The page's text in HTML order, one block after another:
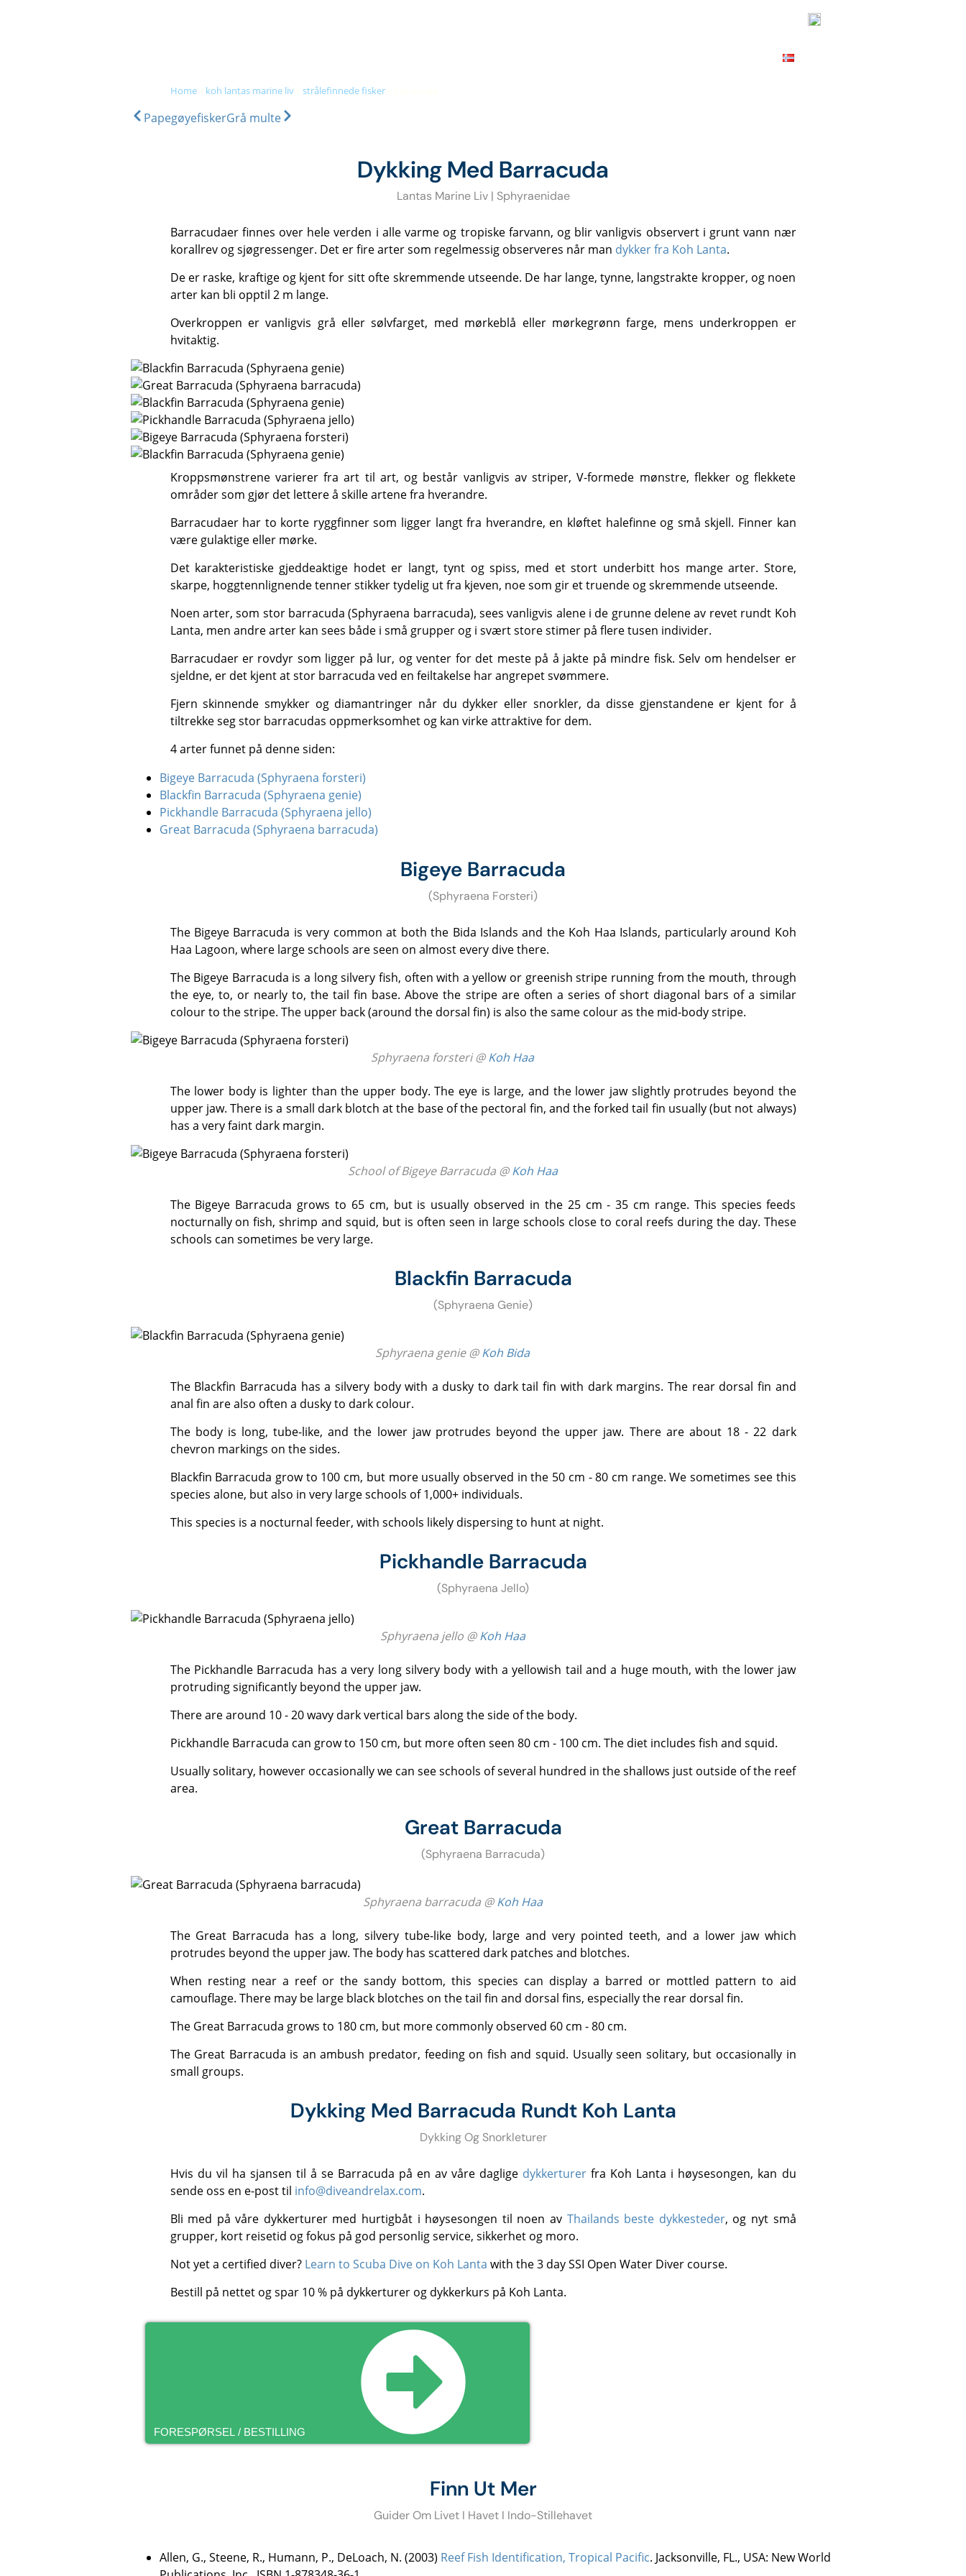
home» koh lantas marine liv» strålefinnede fisker»
PapegøyefiskerGrå multe
Dykking Med Barracuda
Lantas Marine Liv | Sphyraenidae
Barracudaer finnes over hele verden i alle varme og tropiske farvann, og blir vanligvis observert i grunt vann nær
korallrev og sjøgressenger. Det er fire arter som regelmessig observeres når man dykker fra Koh Lanta.
De er raske, kraftige og kjent for sitt ofte skremmende utseende. De har lange, tynne, langstrakte kropper, og noen
arter kan bli opptil 2 m lange.
Overkroppen er vanligvis grå eller sølvfarget, med mørkeblå eller mørkegrønn farge, mens underkroppen er
hvitaktig.
Kroppsmønstrene varierer fra art til art, og består vanligvis av striper, V-formede mønstre, flekker og flekkete
områder som gjør det lettere å skille artene fra hverandre.
Barracudaer har to korte ryggfinner som ligger langt fra hverandre, en kløftet halefinne og små skjell. Finner kan
være gulaktige eller mørke.
Det karakteristiske gjeddeaktige hodet er langt, tynt og spiss, med et stort underbitt hos mange arter. Store,
skarpe, hoggtennlignende tenner stikker tydelig ut fra kjeven, noe som gir et truende og skremmende utseende.
Noen arter, som stor barracuda (Sphyraena barracuda), sees vanligvis alene i de grunne delene av revet rundt Koh
Lanta, men andre arter kan sees både i små grupper og i svært store stimer på flere tusen individer.
Barracudaer er rovdyr som ligger på lur, og venter for det meste på å jakte på mindre fisk. Selv om hendelser er
sjeldne, er det kjent at stor barracuda ved en feiltakelse har angrepet svømmere.
Fjern skinnende smykker og diamantringer når du dykker eller snorkler, da disse gjenstandene er kjent for å
tiltrekke seg stor barracudas oppmerksomhet og kan virke attraktive for dem.
4 arter funnet på denne siden:
Bigeye Barracuda (Sphyraena forsteri)
Blackfin Barracuda (Sphyraena genie)
Pickhandle Barracuda (Sphyraena jello)
Great Barracuda (Sphyraena barracuda)
Bigeye Barracuda
(Sphyraena Forsteri)
The Bigeye Barracuda is very common at both the Bida Islands and the Koh Haa Islands, particularly around Koh
Haa Lagoon, where large schools are seen on almost every dive there.
The Bigeye Barracuda is a long silvery fish, often with a yellow or greenish stripe running from the mouth, through
the eye, to, or nearly to, the tail fin base. Above the stripe are often a series of short diagonal bars of a similar
colour to the stripe. The upper back (around the dorsal fin) is also the same colour as the mid-body stripe.
Sphyraena forsteri @Koh Haa
The lower body is lighter than the upper body. The eye is large, and the lower jaw slightly protrudes beyond the
upper jaw. There is a small dark blotch at the base of the pectoral fin, and the forked tail fin usually (but not always)
has a very faint dark margin.
School of Bigeye Barracuda @Koh Haa
The Bigeye Barracuda grows to 65 cm, but is usually observed in the 25 cm - 35 cm range. This species feeds
nocturnally on fish, shrimp and squid, but is often seen in large schools close to coral reefs during the day. These
schools can sometimes be very large.
Blackfin Barracuda
(Sphyraena Genie)
Sphyraena genie @Koh Bida
The Blackfin Barracuda has a silvery body with a dusky to dark tail fin with dark margins. The rear dorsal fin and
anal fin are also often a dusky to dark colour.
The body is long, tube-like, and the lower jaw protrudes beyond the upper jaw. There are about 18 - 22 dark
chevron markings on the sides.
Blackfin Barracuda grow to 100 cm, but more usually observed in the 50 cm - 80 cm range. We sometimes see this
species alone, but also in very large schools of 1,000+ individuals.
This species is a nocturnal feeder, with schools likely dispersing to hunt at night.
Pickhandle Barracuda
(Sphyraena Jello)
Sphyraena jello @Koh Haa
The Pickhandle Barracuda has a very long silvery body with a yellowish tail and a huge mouth, with the lower jaw
protruding significantly beyond the upper jaw.
There are around 10 - 20 wavy dark vertical bars along the side of the body.
Pickhandle Barracuda can grow to 150 cm, but more often seen 80 cm - 100 cm. The diet includes fish and squid.
Usually solitary, however occasionally we can see schools of several hundred in the shallows just outside of the reef
area.
Great Barracuda
(Sphyraena Barracuda)
Sphyraena barracuda @Koh Haa
The Great Barracuda has a long, silvery tube-like body, large and very pointed teeth, and a lower jaw which
protrudes beyond the upper jaw. The body has scattered dark patches and blotches.
When resting near a reef or the sandy bottom, this species can display a barred or mottled pattern to aid
camouflage. There may be large black blotches on the tail fin and dorsal fins, especially the rear dorsal fin.
The Great Barracuda grows to 180 cm, but more commonly observed 60 cm - 80 cm.
The Great Barracuda is an ambush predator, feeding on fish and squid. Usually seen solitary, but occasionally in
small groups.
Dykking Med Barracuda Rundt Koh Lanta
Dykking Og Snorkleturer
Hvis du vil ha sjansen til å se Barracuda på en av våre daglige dykkerturerfra Koh Lanta i høysesongen, kan du
sende oss en e-post til info@diveandrelax.com.
Bli med på våre dykkerturer med hurtigbåt i høysesongen til noen av Thailands beste dykkesteder, og nyt små
grupper, kort reisetid og fokus på god personlig service, sikkerhet og moro.
Not yet a certified diver? Learn to Scuba Dive on Koh Lanta with the 3 day SSI Open Water Diver course.
Bestill på nettet og spar 10 % på dykkerturer og dykkerkurs på Koh Lanta.
FORESPØRSEL / BESTILLING
Finn Ut Mer
Guider Om Livet I Havet I Indo-Stillehavet
Allen, G., Steene, R., Humann, P., DeLoach, N. (2003) Reef Fish Identification, Tropical Pacific. Jacksonville, FL., USA: New World